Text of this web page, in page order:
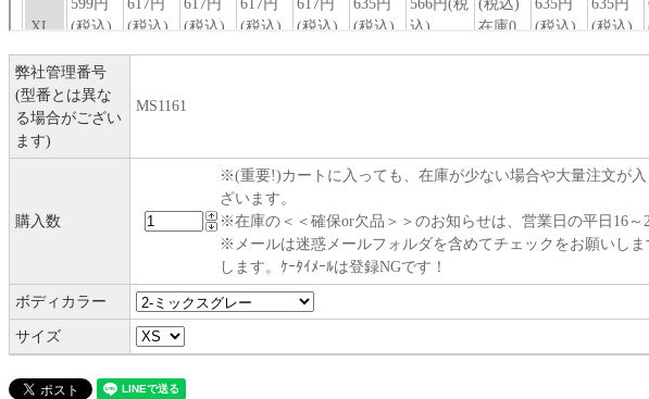
弊社管理番号
(型番とは異な
る場合がござい
ます)
MS1161
購入数
※(重要!)カートに入っても、在庫が少ない場合や大量注文が
ざいます。
※在庫の＜＜確保or欠品＞＞のお知らせは、営業日の平日16～
※メールは迷惑メールフォルダを含めてチェックをお願いし
します。ｹｰﾀｲﾒｰﾙは登録NGです！
ボディカラー
サイズ